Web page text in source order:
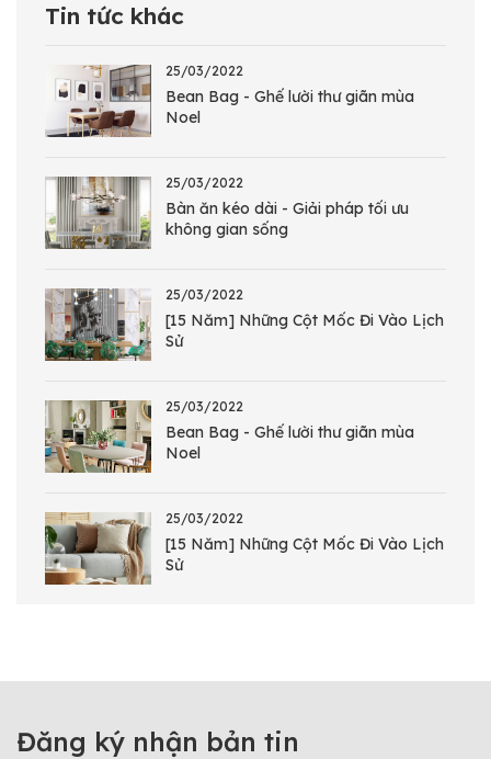
Tin tức khác
25/03/2022
Bean Bag - Ghế lười thư giãn mùa
Noel
25/03/2022
Bàn ăn kéo dài - Giải pháp tối ưu
không gian sống
25/03/2022
[15 Năm] Những Cột Mốc Đi Vào Lịch
Sử
25/03/2022
Bean Bag - Ghế lười thư giãn mùa
Noel
25/03/2022
[15 Năm] Những Cột Mốc Đi Vào Lịch
Sử
Đăng ký nhận bản tin